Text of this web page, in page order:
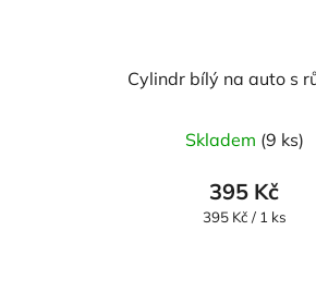
Cylindr bílý na auto s
Skladem (9 ks)
395 Kč
Měrná
395 Kč / 1 ks